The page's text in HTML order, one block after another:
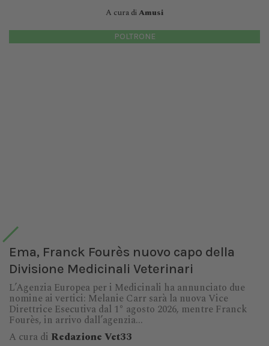
A cura diAmusi
POLTRONE
Ema, Franck Fourès nuovo capo della
Divisione Medicinali Veterinari
L’Agenzia Europea per i Medicinali ha annunciato due
nomine ai vertici: Melanie Carr sarà la nuova Vice
Direttrice Esecutiva dal 1° agosto 2026, mentre Franck
Fourès, in arrivo dall’agenzia...
A cura di Redazione Vet33